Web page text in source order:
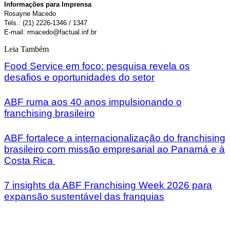
Informações para Imprensa
Rosayne Macedo
Tels.: (21) 2226-1346 / 1347
E-mail: rmacedo@factual.inf.br
Leia Também
Food Service em foco: pesquisa revela os
desafios e oportunidades do setor
ABF ruma aos 40 anos impulsionando o
franchising brasileiro
ABF fortalece a internacionalização do franchising
brasileiro com missão empresarial ao Panamá e à
Costa Rica
7 insights da ABF Franchising Week 2026 para
expansão sustentável das franquias